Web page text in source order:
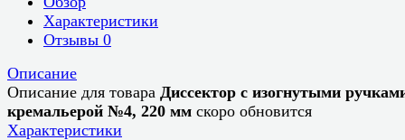
Характеристики
Отзывы 0
Описание
Описание для товара Диссектор с изогнутыми
кремальерой №4, 220 мм скоро обновится
Характеристики